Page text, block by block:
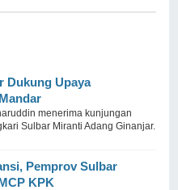
Dukung Upaya
menerima kunjungan
Sulbar Miranti Adang Ginanjar.
Pemprov Sulbar
KPK